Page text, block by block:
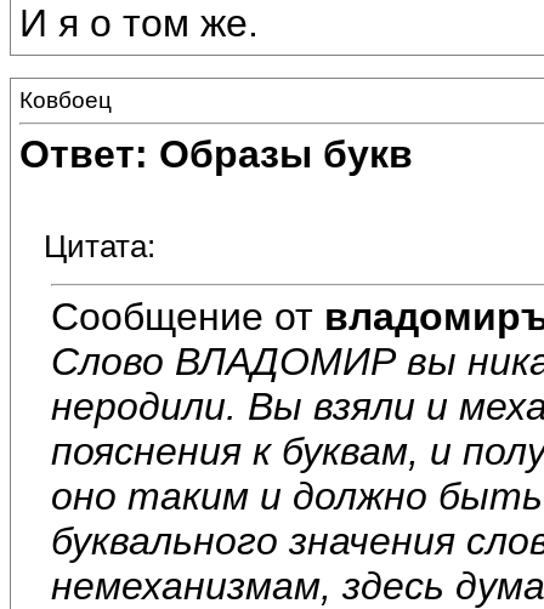
И я о том же.
Ковбоец
Ответ: Образы букв
Цитата:
Сообщение от
Слово ВЛАДОМИР вы
неродили. Вы взяли и
пояснения к буквам, и
оно таким и должно
буквального значения
немеханизмам, здесь